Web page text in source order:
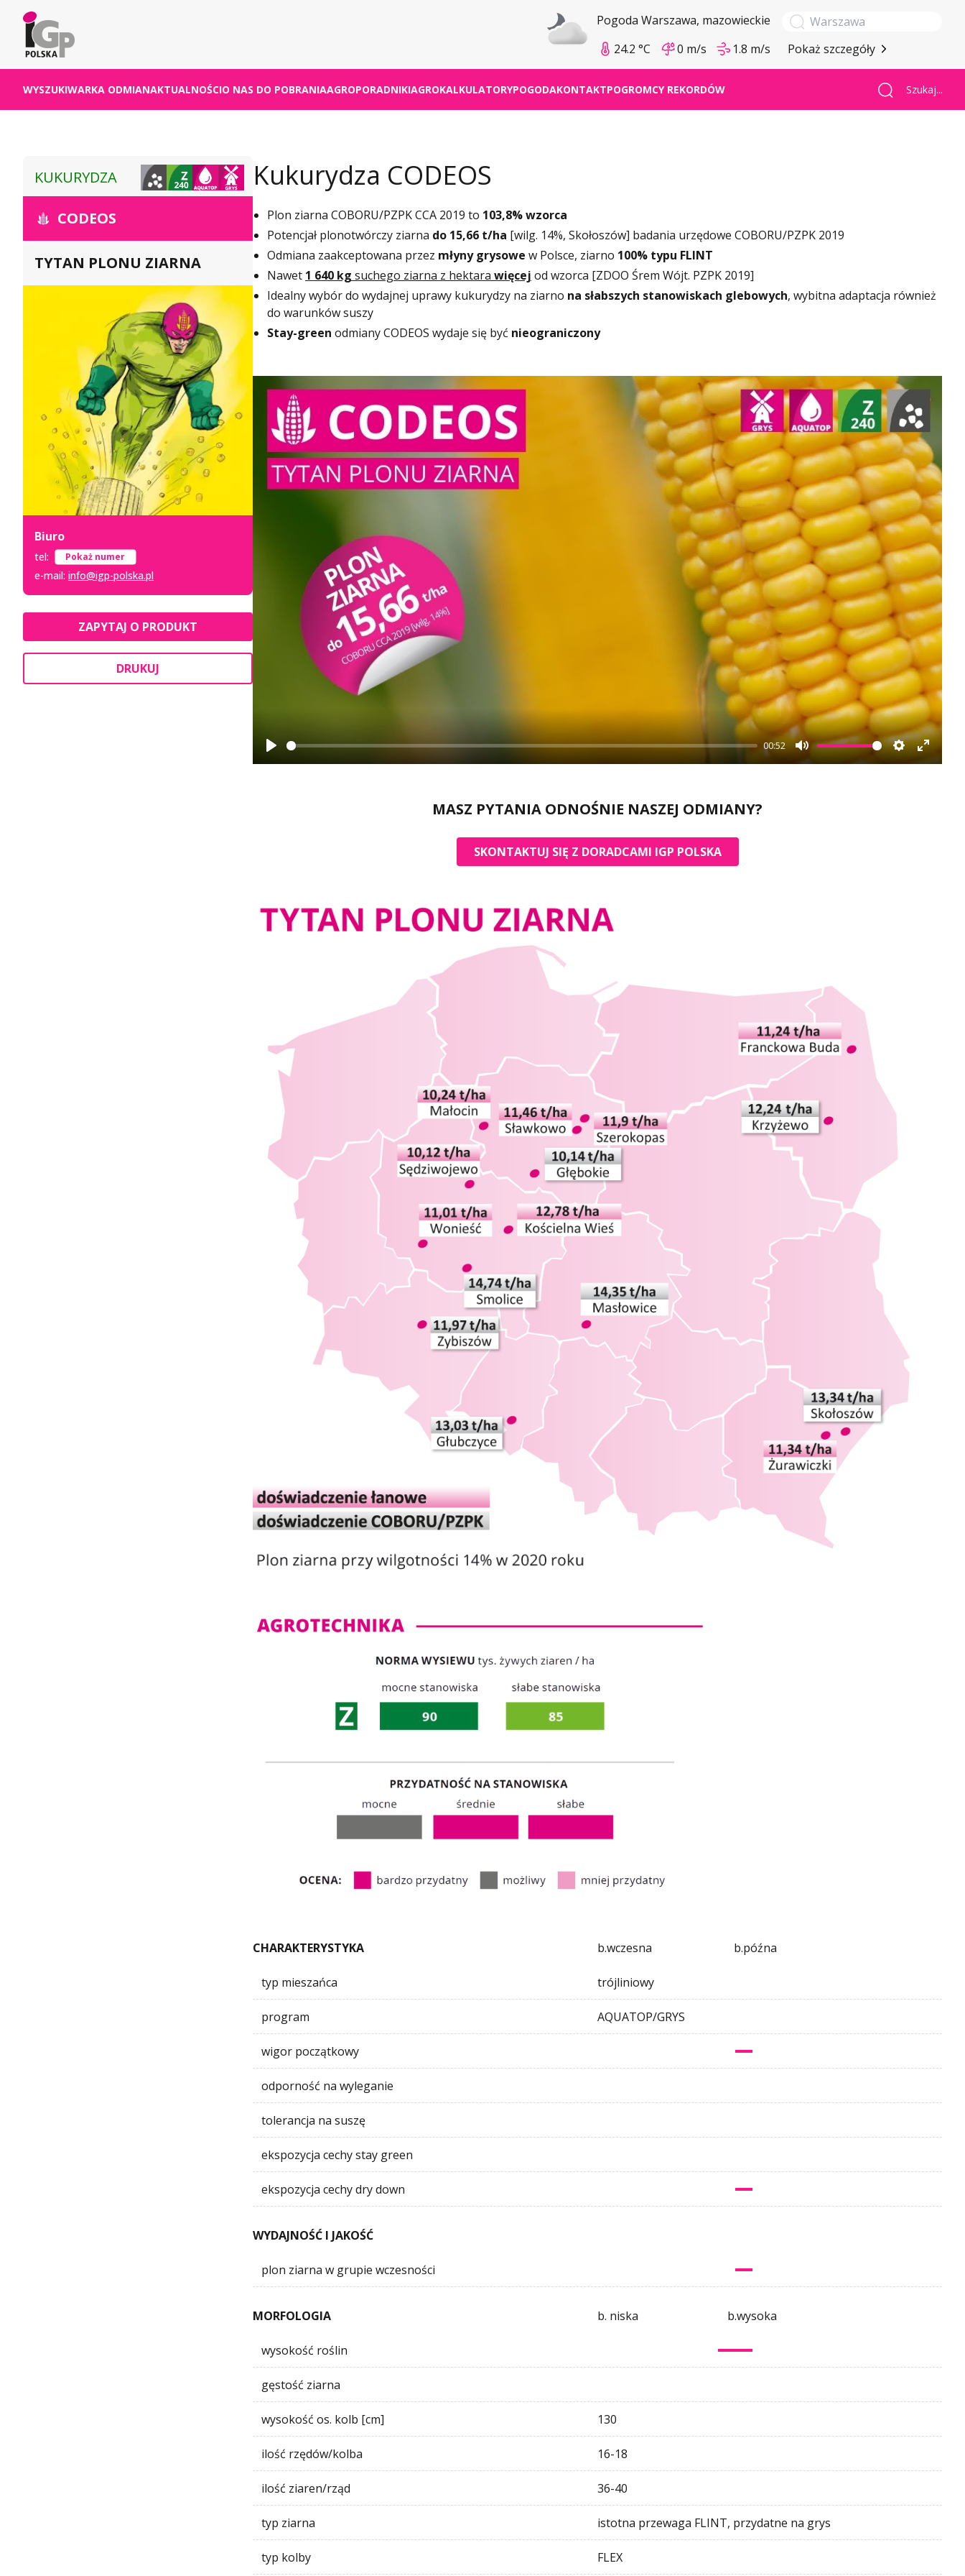
Pogoda Warszawa, mazowieckie
24.2 °C
0 m/s 1.8 m/s Pokaż szczegóły
WYSZUKIWARKA ODMIANAKTUALNOŚCIO NAS DO POBRANIAAGROPORADNIKIAGROKALKULATORYPOGODAKONTAKTPOGROMCY REKORDÓW Szukaj...
Kukurydza CODEOS
Plon ziarna COBORU/PZPK CCA 2019 to 103,8% wzorca
Potencjał plonotwórczy ziarna do 15,66 t/ha [wilg. 14%, Skołoszów] badania urzędowe COBORU/PZPK 2019
Odmiana zaakceptowana przez młyny grysowe w Polsce, ziarno 100% typu FLINT
Nawet 1 640 kg suchego ziarna z hektara więcej od wzorca [ZDOO Śrem Wójt. PZPK 2019]
Idealny wybór do wydajnej uprawy kukurydzy na ziarno na słabszych stanowiskach glebowych, wybitna adaptacja również
do warunków suszy
Stay-green odmiany CODEOS wydaje się być nieograniczony
Play
00:52
Mute Settings
Enter
MASZ PYTANIA ODNOŚNIE NASZEJ ODMIANY?
SKONTAKTUJ SIĘ Z DORADCAMI IGP POLSKA
CHARAKTERYSTYKA b.wczesna b.późna
typ mieszańca trójliniowy
program AQUATOP/GRYS
wigor początkowy
odporność na wyleganie
tolerancja na suszę
ekspozycja cechy stay green
ekspozycja cechy dry down
WYDAJNOŚĆ I JAKOŚĆ
plon ziarna w grupie wczesności
MORFOLOGIA b. niska b.wysoka
wysokość roślin
gęstość ziarna
wysokość os. kolb [cm] 130
ilość rzędów/kolba 16-18
ilość ziaren/rząd 36-40
typ ziarna istotna przewaga FLINT, przydatne na grys
typ kolby FLEX
KUKURYDZA
CODEOS
TYTAN PLONU ZIARNA
Biuro
tel: +48 52 333 8 007
e-mail: info@igp-polska.pl
ZAPYTAJ O PRODUKT
DRUKUJ